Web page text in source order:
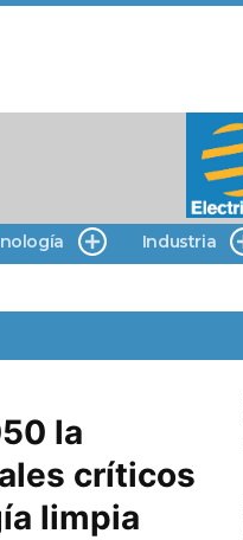
Industria
la
críticos
limpia